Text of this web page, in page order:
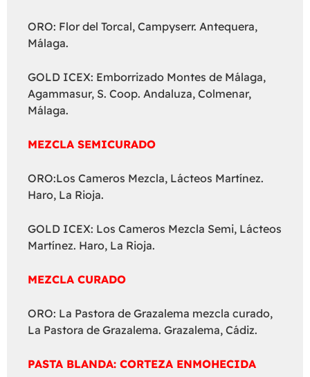
ORO: Flor del Torcal, Campyserr. Antequera,
Málaga.
GOLD ICEX: Emborrizado Montes de Málaga,
Agammasur, S. Coop. Andaluza, Colmenar,
Málaga.
MEZCLA SEMICURADO
ORO:Los Cameros Mezcla, Lácteos Martínez.
Haro, La Rioja.
GOLD ICEX: Los Cameros Mezcla Semi, Lácteos
Martínez. Haro, La Rioja.
MEZCLA CURADO
ORO: La Pastora de Grazalema mezcla curado,
La Pastora de Grazalema. Grazalema, Cádiz.
PASTA BLANDA: CORTEZA ENMOHECIDA